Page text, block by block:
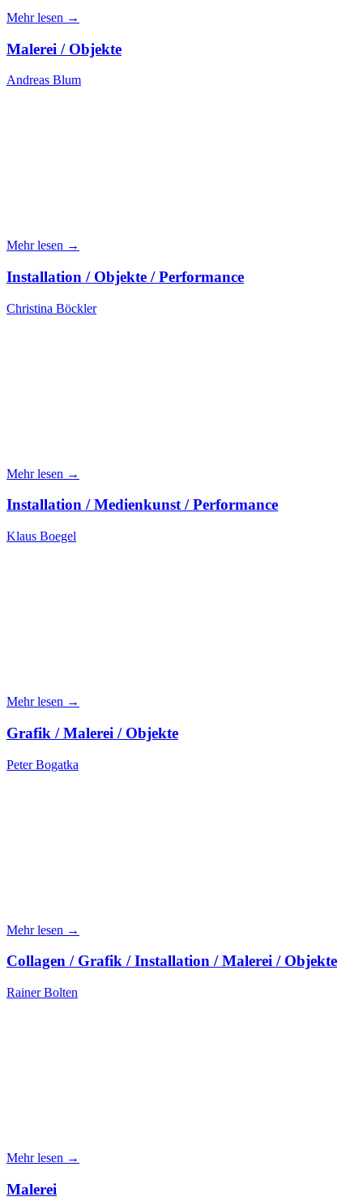
Mehr lesen →
Malerei / Objekte
Andreas Blum
Mehr lesen →
Installation / Objekte / Performance
Christina Böckler
Mehr lesen →
Installation / Medienkunst / Performance
Klaus Boegel
Mehr lesen →
Grafik / Malerei / Objekte
Peter Bogatka
Mehr lesen →
Collagen / Grafik / Installation / Malerei / Objekte
Rainer Bolten
Mehr lesen →
Malerei